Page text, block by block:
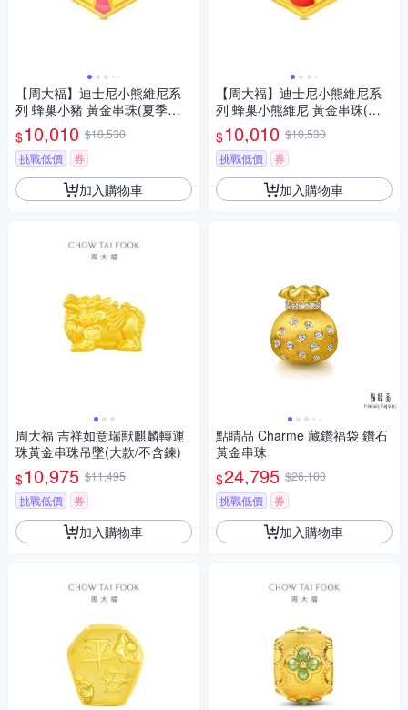
【周大福】迪士尼小熊維尼系
列 蜂巢小豬 黃金串珠(夏季新
品上市)
$10,010 $10,530
挑戰低價
券
加入購物車
周大福 吉祥如意瑞獸麒麟轉運
珠黃金串珠吊墜(大款/不含鍊)
$10,975 $11,495
挑戰低價
券
加入購物車
【周大福】迪士尼小熊維尼系
列 蜂巢小熊維尼 黃金串珠(夏
季新品上市)
$10,010 $10,530
挑戰低價
券
加入購物車
點睛品 Charme 藏鑽福袋 鑽石
黃金串珠
$24,795 $26,100
挑戰低價
券
加入購物車